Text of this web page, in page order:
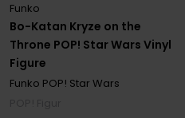
Bo-Katan Kryze on the
Throne POP! Star Wars Vinyl
Figure
Funko
Funko POP! Star Wars